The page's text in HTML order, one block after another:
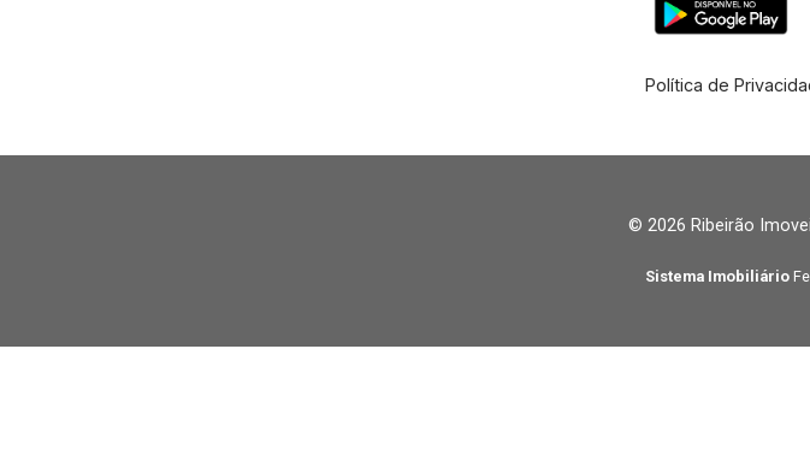
Política de
© 2026 Ribeirão
Sistema Imobiliário